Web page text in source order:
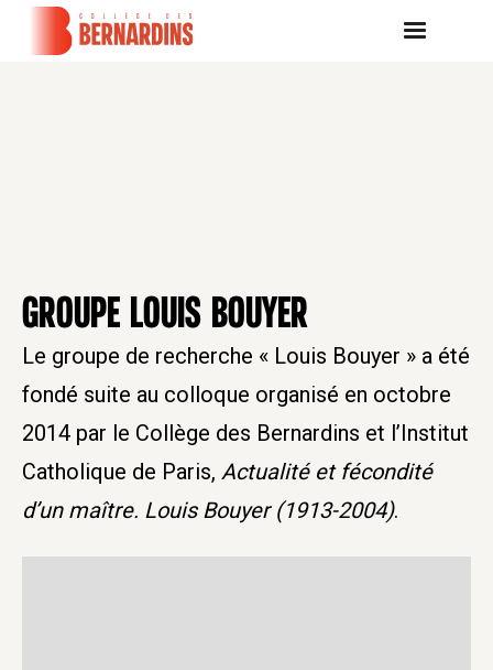
GROUPE LOUIS BOUYER
Le groupe de recherche « Louis Bouyer » a été
fondé suite au colloque organisé en octobre
2014 par le Collège des Bernardins et l’Institut
Catholique de Paris, Actualité et fécondité
d’un maître. Louis Bouyer (1913-2004).